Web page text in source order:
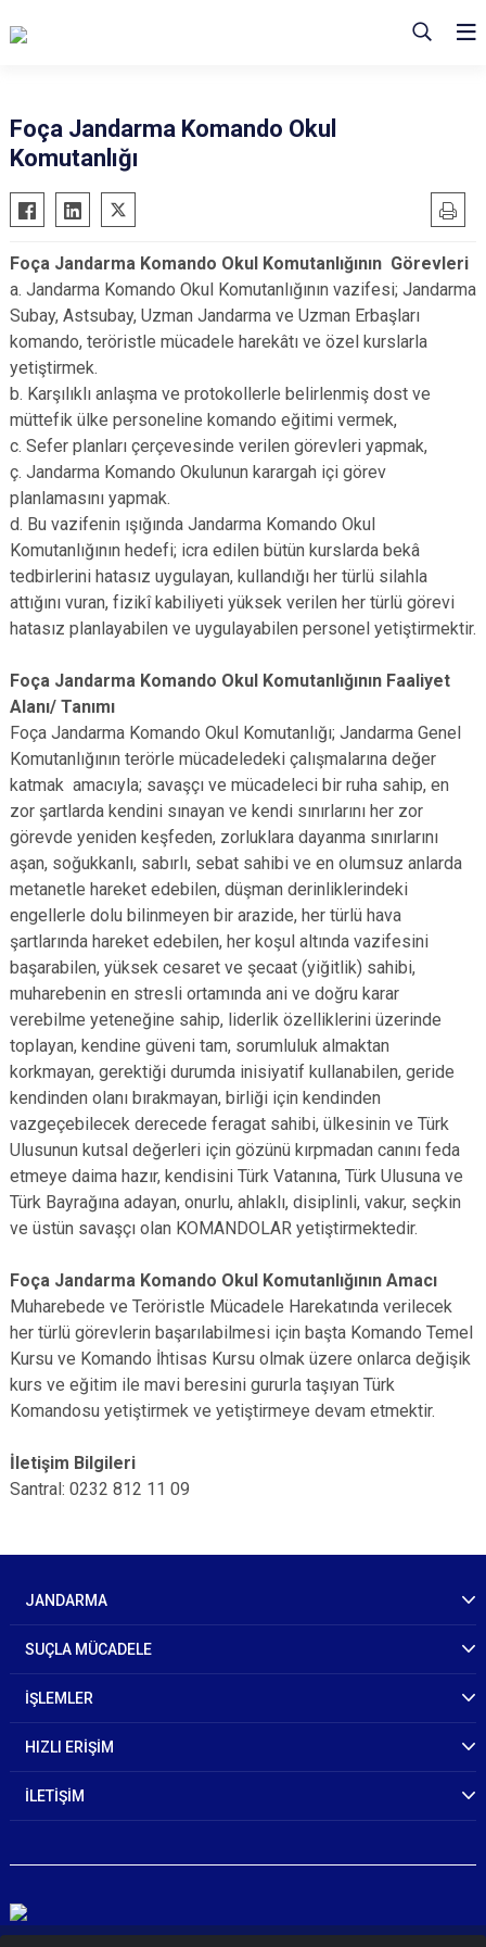
Foça Jandarma Komando Okul
Komutanlığı
Foça Jandarma Komando Okul Komutanlığının Görevleri
a. Jandarma Komando Okul Komutanlığının vazifesi; Jandarma
Subay, Astsubay, Uzman Jandarma ve Uzman Erbaşları
komando, teröristle mücadele harekâtı ve özel kurslarla
yetiştirmek.
b. Karşılıklı anlaşma ve protokollerle belirlenmiş dost ve
müttefik ülke personeline komando eğitimi vermek,
c. Sefer planları çerçevesinde verilen görevleri yapmak,
ç. Jandarma Komando Okulunun karargah içi görev
planlamasını yapmak.
d. Bu vazifenin ışığında Jandarma Komando Okul
Komutanlığının hedefi; icra edilen bütün kurslarda bekâ
tedbirlerini hatasız uygulayan, kullandığı her türlü silahla
attığını vuran, fizikî kabiliyeti yüksek verilen her türlü görevi
hatasız planlayabilen ve uygulayabilen personel yetiştirmektir.
Foça Jandarma Komando Okul Komutanlığının Faaliyet
Alanı/ Tanımı
Foça Jandarma Komando Okul Komutanlığı; Jandarma Genel
Komutanlığının terörle mücadeledeki çalışmalarına değer
katmak amacıyla; savaşçı ve mücadeleci bir ruha sahip, en
zor şartlarda kendini sınayan ve kendi sınırlarını her zor
görevde yeniden keşfeden, zorluklara dayanma sınırlarını
aşan, soğukkanlı, sabırlı, sebat sahibi ve en olumsuz anlarda
metanetle hareket edebilen, düşman derinliklerindeki
engellerle dolu bilinmeyen bir arazide, her türlü hava
şartlarında hareket edebilen, her koşul altında vazifesini
başarabilen, yüksek cesaret ve şecaat (yiğitlik) sahibi,
muharebenin en stresli ortamında ani ve doğru karar
verebilme yeteneğine sahip, liderlik özelliklerini üzerinde
toplayan, kendine güveni tam, sorumluluk almaktan
korkmayan, gerektiği durumda inisiyatif kullanabilen, geride
kendinden olanı bırakmayan, birliği için kendinden
vazgeçebilecek derecede feragat sahibi, ülkesinin ve Türk
Ulusunun kutsal değerleri için gözünü kırpmadan canını feda
etmeye daima hazır, kendisini Türk Vatanına, Türk Ulusuna ve
Türk Bayrağına adayan, onurlu, ahlaklı, disiplinli, vakur, seçkin
ve üstün savaşçı olan KOMANDOLAR yetiştirmektedir.
Foça Jandarma Komando Okul Komutanlığının Amacı
Muharebede ve Teröristle Mücadele Harekatında verilecek
her türlü görevlerin başarılabilmesi için başta Komando Temel
Kursu ve Komando İhtisas Kursu olmak üzere onlarca değişik
kurs ve eğitim ile mavi beresini gururla taşıyan Türk
Komandosu yetiştirmek ve yetiştirmeye devam etmektir.
İletişim Bilgileri
Santral: 0232 812 11 09
JANDARMA
SUÇLA MÜCADELE
İŞLEMLER
HIZLI ERİŞİM
İLETİŞİM